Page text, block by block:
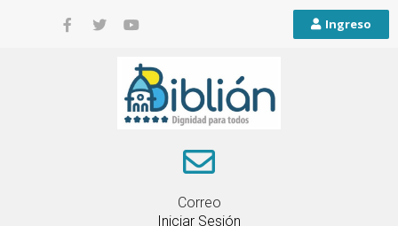
Ingreso
Correo
Iniciar Sesión